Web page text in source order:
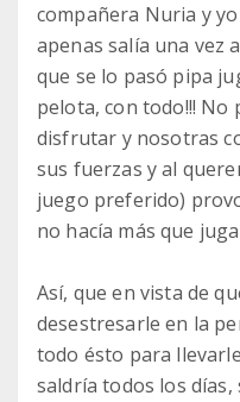
compañera Nuria y
apenas salía una vez
que se lo pasó pipa
pelota, con todo!!! No
disfrutar y nosotras
sus fuerzas y al
juego preferido)
no hacía más que
Así, que en vista de
desestresarle en la
todo ésto para
saldría todos los días,